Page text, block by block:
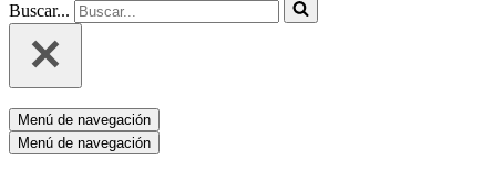
Buscar...
Menú de navegación
Menú de navegación